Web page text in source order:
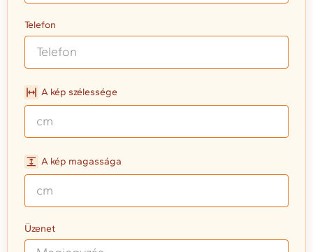
Telefon
A kép szélessége
A kép magassága
Üzenet